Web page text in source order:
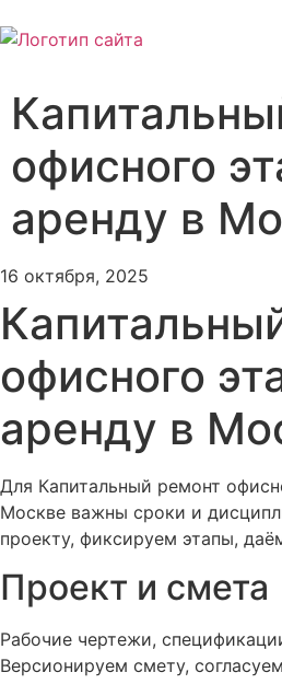
офисного
аренду в
16 октября, 2025
офисного
аренду в
Для Капитальный ремонт
Москве важны сроки и
проекту, фиксируем этапы,
Проект и смета
Рабочие чертежи,
Версионируем смету,